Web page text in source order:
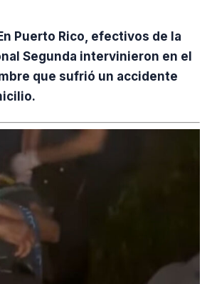
Puerto Rico, efectivos de la
Segunda intervinieron en el
que sufrió un accidente